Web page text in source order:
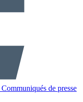
Communiqués de presse